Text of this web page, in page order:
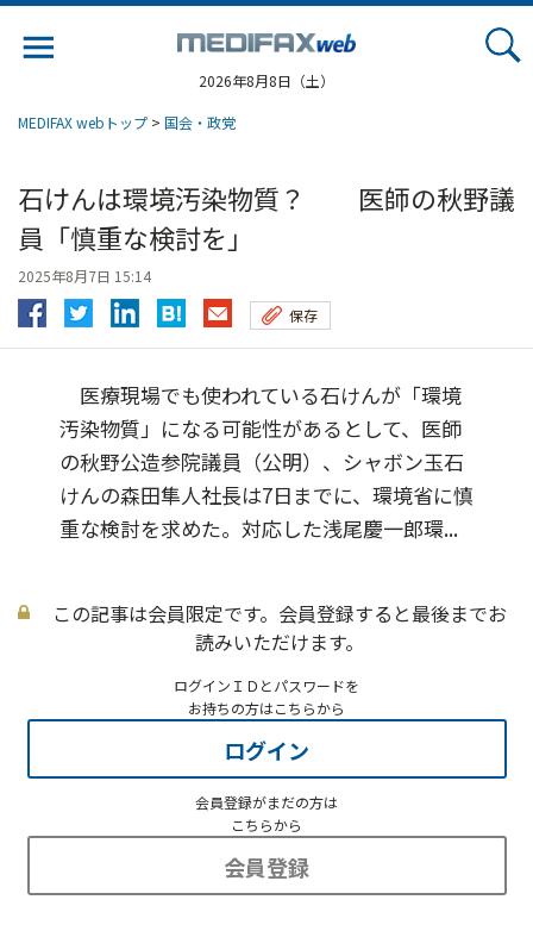
2026年8月8日（土）
MEDIFAX webトップ > 国会・政党
石けんは環境汚染物質？ 医師の秋野議
員「慎重な検討を」
2025年8月7日 15:14
保存
医療現場でも使われている石けんが「環境
汚染物質」になる可能性があるとして、医師
の秋野公造参院議員（公明）、シャボン玉石
けんの森田隼人社長は7日までに、環境省に慎
重な検討を求めた。対応した浅尾慶一郎環...
この記事は会員限定です。会員登録すると最後までお
読みいただけます。
ログインＩＤとパスワードを
お持ちの方はこちらから
ログイン
会員登録がまだの方は
こちらから
会員登録